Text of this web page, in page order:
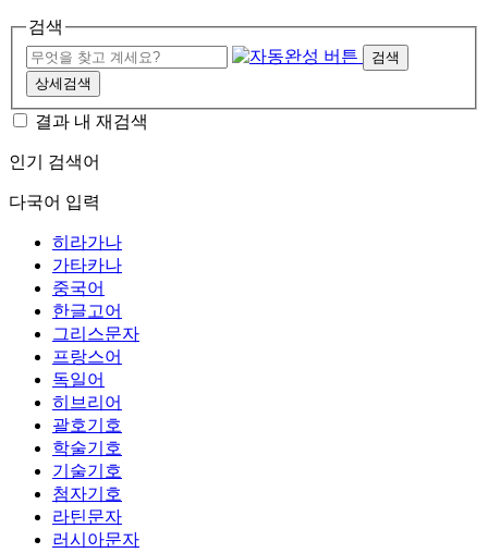
검색
검색
상세검색
결과 내 재검색
인기 검색어
다국어 입력
히라가나
가타카나
중국어
한글고어
그리스문자
프랑스어
독일어
히브리어
괄호기호
학술기호
기술기호
첨자기호
라틴문자
러시아문자